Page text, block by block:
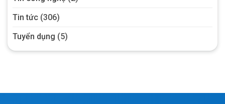
Tin tức (306)
Tuyển dụng (5)